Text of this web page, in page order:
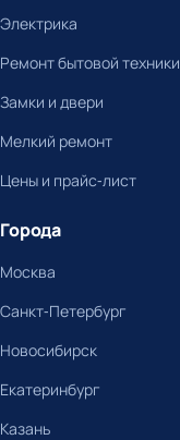
Электрика
Ремонт бытовой техники
Замки и двери
Мелкий ремонт
Цены и прайс-лист
Города
Москва
Санкт-Петербург
Новосибирск
Екатеринбург
Казань